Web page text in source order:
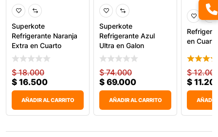
Superkote
Refrigerante Naranja
Extra en Cuarto
$18.000
$ 16.500
AÑADIR AL CARRITO
Superkote
Refrigerante Azul
Ultra en Galon
$74.000
$ 69.000
AÑADIR AL CARRITO
en Cuarto
$
$
AÑADIR